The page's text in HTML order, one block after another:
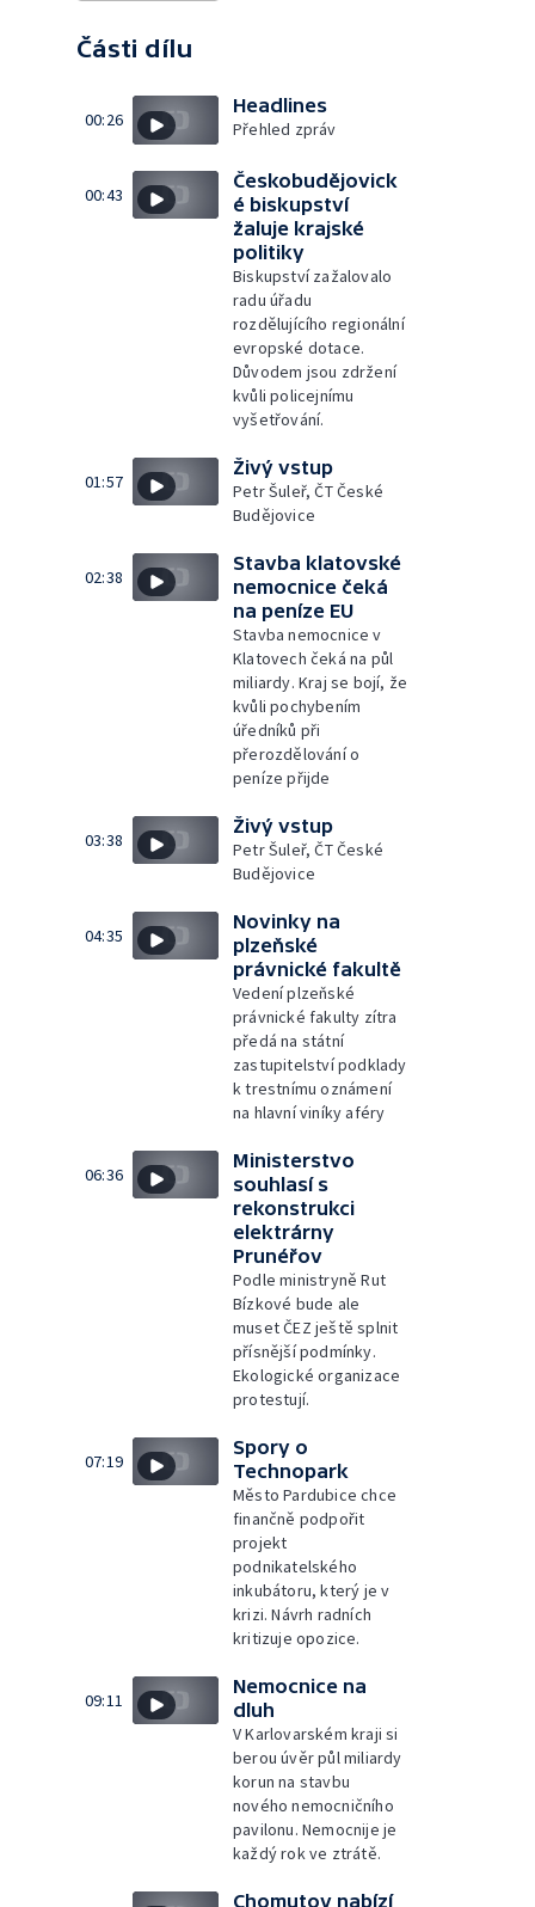
Části dílu
00:26
Headlines
Přehled zpráv
00:43
Českobudějovick
é biskupství
žaluje krajské
politiky
Biskupství zažalovalo
radu úřadu
rozdělujícího regionální
evropské dotace.
Důvodem jsou zdržení
kvůli policejnímu
vyšetřování.
01:57
Živý vstup
Petr Šuleř, ČT České
Budějovice
02:38
Stavba klatovské
nemocnice čeká
na peníze EU
Stavba nemocnice v
Klatovech čeká na půl
miliardy. Kraj se bojí, že
kvůli pochybením
úředníků při
přerozdělování o
peníze přijde
03:38
Živý vstup
Petr Šuleř, ČT České
Budějovice
04:35
Novinky na
plzeňské
právnické fakultě
Vedení plzeňské
právnické fakulty zítra
předá na státní
zastupitelství podklady
k trestnímu oznámení
na hlavní viníky aféry
06:36
Ministerstvo
souhlasí s
rekonstrukci
elektrárny
Prunéřov
Podle ministryně Rut
Bízkové bude ale
muset ČEZ ještě splnit
přísnější podmínky.
Ekologické organizace
protestují.
07:19
Spory o
Technopark
Město Pardubice chce
finančně podpořit
projekt
podnikatelského
inkubátoru, který je v
krizi. Návrh radních
kritizuje opozice.
09:11
Nemocnice na
dluh
V Karlovarském kraji si
berou úvěr půl miliardy
korun na stavbu
nového nemocničního
pavilonu. Nemocnije je
každý rok ve ztrátě.
Chomutov nabízí